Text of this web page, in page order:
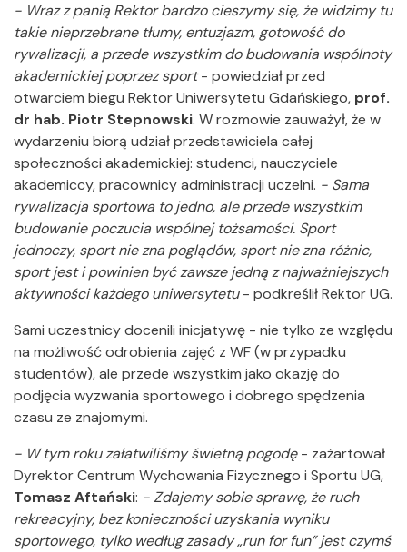
- Wraz z panią Rektor bardzo cieszymy się, że widzimy tu
takie nieprzebrane tłumy, entuzjazm, gotowość do
rywalizacji, a przede wszystkim do budowania wspólnoty
akademickiej poprzez sport- powiedział przed
otwarciem biegu Rektor Uniwersytetu Gdańskiego, prof.
dr hab. Piotr Stepnowski. W rozmowie zauważył, że w
wydarzeniu biorą udział przedstawiciela całej
społeczności akademickiej: studenci, nauczyciele
akademiccy, pracownicy administracji uczelni. - Sama
rywalizacja sportowa to jedno, ale przede wszystkim
budowanie poczucia wspólnej tożsamości. Sport
jednoczy, sport nie zna poglądów, sport nie zna różnic,
sport jest i powinien być zawsze jedną z najważniejszych
aktywności każdego uniwersytetu- podkreślił Rektor UG.
Sami uczestnicy docenili inicjatywę - nie tylko ze względu
na możliwość odrobienia zajęć z WF (w przypadku
studentów), ale przede wszystkim jako okazję do
podjęcia wyzwania sportowego i dobrego spędzenia
czasu ze znajomymi.
- W tym roku załatwiliśmy świetną pogodę- zażartował
Dyrektor Centrum Wychowania Fizycznego i Sportu UG,
Tomasz Aftański: - Zdajemy sobie sprawę, że ruch
rekreacyjny, bez konieczności uzyskania wyniku
sportowego, tylko według zasady „run for fun” jest czymś